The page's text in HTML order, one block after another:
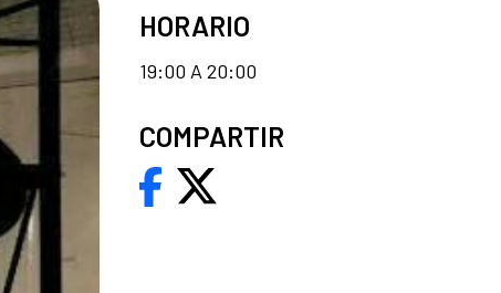
HORARIO
19:00 A 20:00
COMPARTIR